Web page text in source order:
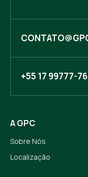
+55 17 99777-
A GPC
Sobre Nós
Localização